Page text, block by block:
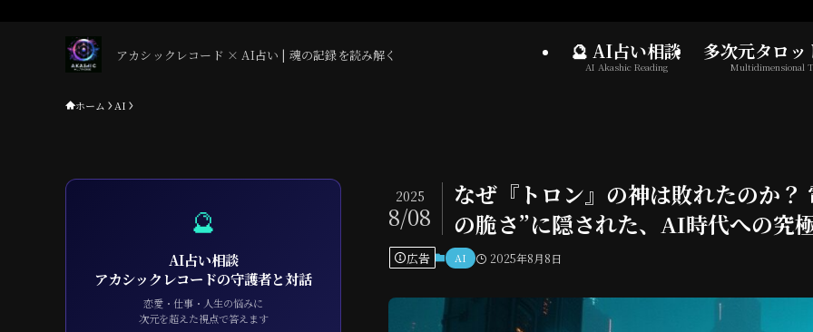
アカシックレコード × AI占い | 魂の記録を読み解く 🔮 AI占い相談
AI Akashic Reading
多次元タロッ
Multidimensional
ホーム AI
なぜ『トロン』の神は敗れたのか
の脆さ”に隠された、AI時代への
2025
8/08
広告 AI 2025年8月8日
🔮
AI占い相談
アカシックレコードの守護者と対話
恋愛・仕事・人生の悩みに
次元を超えた視点で答えます